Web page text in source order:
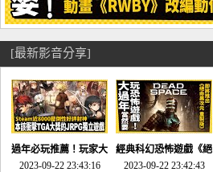
[最新影音分享]
過年必玩推薦！玩家大
推的JRPG神作《神之
2023-09-22 23:43:16
經典科幻恐怖遊戲《絕
命異次元 重製版》重
2023-09-22 23:42:43